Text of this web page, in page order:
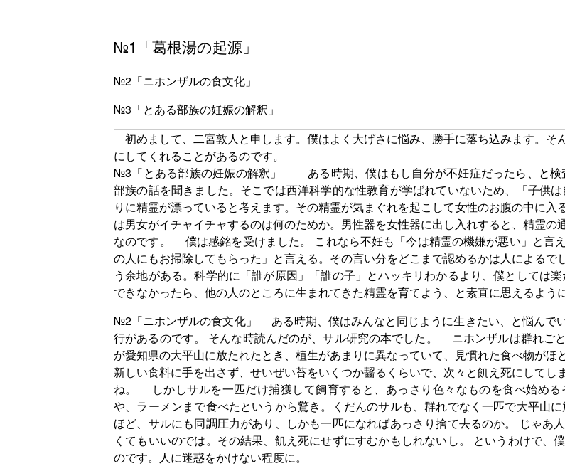
№1「葛根湯の起源」
№2「ニホンザルの食文化」
№3「とある部族の妊娠の解釈」
初めまして、二宮敦人と申します。僕はよく大げさに悩み、勝手に落ち込みます。
にしてくれることがあるのです。
№3「とある部族の妊娠の解釈」 ある時期、僕はもし自分が不妊症だったら、と
部族の話を聞きました。そこでは西洋科学的な性教育が学ばれていないため、「子
りに精霊が漂っていると考えます。その精霊が気まぐれを起こして女性のお腹の中に
は男女がイチャイチャするのは何のためか。男性器を女性器に出し入れすると、精霊
なのです。 僕は感銘を受けました。 これなら不妊も「今は精霊の機嫌が悪い」と言
の人にもお掃除してもらった」と言える。その言い分をどこまで認めるかは人による
う余地がある。科学的に「誰が原因」「誰の子」とハッキリわかるより、僕としては
できなかったら、他の人のところに生まれてきた精霊を育てよう、と素直に思えるよう
№2「ニホンザルの食文化」 ある時期、僕はみんなと同じように生きたい、と悩んで
行があるのです。 そんな時読んだのが、サル研究の本でした。 ニホンザルは群れご
が愛知県の大平山に放たれたとき、植生があまりに異なっていて、見慣れた食べ物が
新しい食料に手を出さず、せいぜい苔をいくつか齧るくらいで、次々と飢え死にして
ね。 しかしサルを一匹だけ捕獲して飼育すると、あっさり色々なものを食べ始める
や、ラーメンまで食べたというから驚き。くだんのサルも、群れでなく一匹で大平
ほど、サルにも同調圧力があり、しかも一匹になればあっさり捨て去るのか。 じゃあ
くてもいいのでは。その結果、飢え死にせずにすむかもしれないし。 というわけで、
のです。人に迷惑をかけない程度に。